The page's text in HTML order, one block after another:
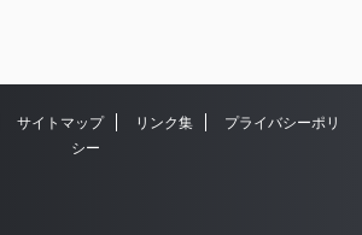
サイトマップ リンク集
プライバシーポリ
シー